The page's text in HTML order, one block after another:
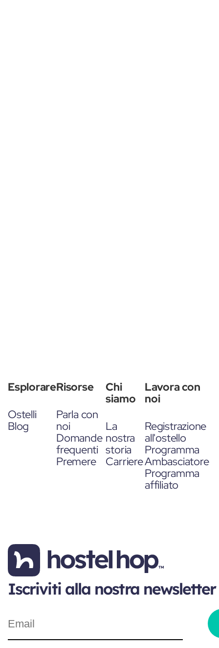
Esplorare
Ostelli
Blog
Risorse
Parla con
noi
Domande
frequenti
Premere
Chi
siamo
La
nostra
storia
Carriere
Lavora con
noi
Registrazione
all'ostello
Programma
Ambasciatore
Programma
affiliato
Iscriviti alla nostra newsletter